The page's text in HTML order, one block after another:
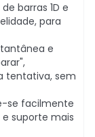
barras 1D e
para
e
tentativa, sem
se facilmente
e suporte mais